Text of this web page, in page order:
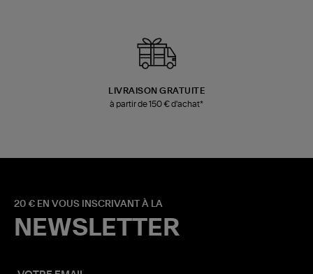
LIVRAISON GRATUITE
à partir de 150 € d'achat*
20 € EN VOUS INSCRIVANT À LA
NEWSLETTER